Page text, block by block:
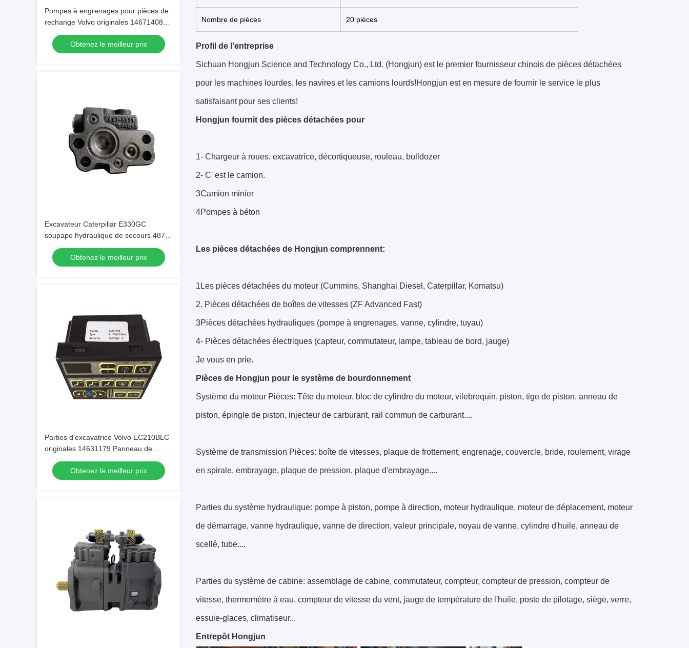
Pompes à engrenages pour pièces de
rechange Volvo originales 14671408
Application pour l'entretien des pièces
EC750DLObtenez le meilleur prix
Excavateur Caterpillar E330GC
soupape hydraulique de secours 487-
5877 pour l'Amérique
Obtenez le meilleur prix
Parties d'excavatrice Volvo EC210BLC
originales 14631179 Panneau de
commande de climatisation à
remplacerObtenez le meilleur prix
Nombre de pièces 20 pièces
Profil de l'entreprise
Sichuan Hongjun Science and Technology Co., Ltd. (Hongjun) est le premier fournisseur chinois de pièces détachées
pour les machines lourdes, les navires et les camions lourds!Hongjun est en mesure de fournir le service le plus
satisfaisant pour ses clients!
Hongjun fournit des pièces détachées pour
1- Chargeur à roues, excavatrice, décortiqueuse, rouleau, bulldozer
2- C' est le camion.
3Camion minier
4Pompes à béton
Les pièces détachées de Hongjun comprennent:
1Les pièces détachées du moteur (Cummins, Shanghai Diesel, Caterpillar, Komatsu)
2. Pièces détachées de boîtes de vitesses (ZF Advanced Fast)
3Pièces détachées hydrauliques (pompe à engrenages, vanne, cylindre, tuyau)
4- Pièces détachées électriques (capteur, commutateur, lampe, tableau de bord, jauge)
Je vous en prie.
Pièces de Hongjun pour le système de bourdonnement
Système du moteur Pièces: Tête du moteur, bloc de cylindre du moteur, vilebrequin, piston, tige de piston, anneau de
piston, épingle de piston, injecteur de carburant, rail commun de carburant....
Système de transmission Pièces: boîte de vitesses, plaque de frottement, engrenage, couvercle, bride, roulement, virage
en spirale, embrayage, plaque de pression, plaque d'embrayage....
Parties du système hydraulique: pompe à piston, pompe à direction, moteur hydraulique, moteur de déplacement, moteur
de démarrage, vanne hydraulique, vanne de direction, valeur principale, noyau de vanne, cylindre d'huile, anneau de
scellé, tube....
Parties du système de cabine: assemblage de cabine, commutateur, compteur, compteur de pression, compteur de
vitesse, thermomètre à eau, compteur de vitesse du vent, jauge de température de l'huile, poste de pilotage, siège, verre,
essuie-glaces, climatiseur...
Entrepôt Hongjun